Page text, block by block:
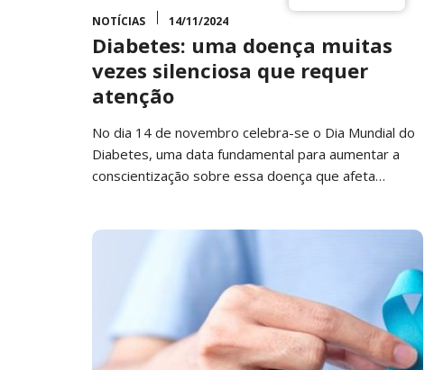
NOTÍCIAS 14/11/2024
Diabetes: uma doença muitas
vezes silenciosa que requer
atenção
No dia 14 de novembro celebra-se o Dia Mundial do
Diabetes, uma data fundamental para aumentar a
conscientização sobre essa doença que afeta